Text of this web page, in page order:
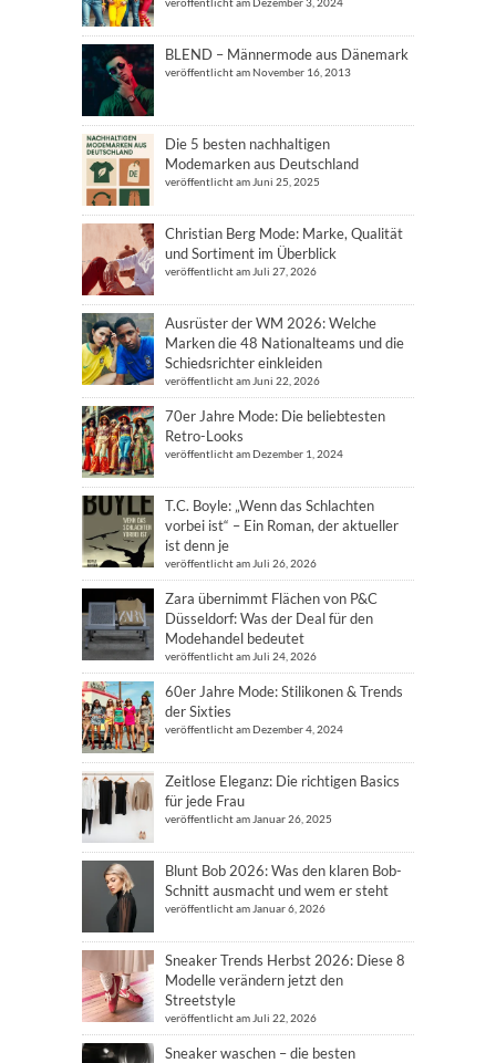
BLEND – Männermode aus Dänemark
veröffentlicht am November 16, 2013
Die 5 besten nachhaltigen
Modemarken aus Deutschland
veröffentlicht am Juni 25, 2025
Christian Berg Mode: Marke, Qualität
und Sortiment im Überblick
veröffentlicht am Juli 27, 2026
Ausrüster der WM 2026: Welche
Marken die 48 Nationalteams und die
Schiedsrichter einkleiden
veröffentlicht am Juni 22, 2026
70er Jahre Mode: Die beliebtesten
Retro-Looks
veröffentlicht am Dezember 1, 2024
T.C. Boyle: „Wenn das Schlachten
vorbei ist“ – Ein Roman, der aktueller
ist denn je
veröffentlicht am Juli 26, 2026
Zara übernimmt Flächen von P&C
Düsseldorf: Was der Deal für den
Modehandel bedeutet
veröffentlicht am Juli 24, 2026
60er Jahre Mode: Stilikonen & Trends
der Sixties
veröffentlicht am Dezember 4, 2024
Zeitlose Eleganz: Die richtigen Basics
für jede Frau
veröffentlicht am Januar 26, 2025
Blunt Bob 2026: Was den klaren Bob-
Schnitt ausmacht und wem er steht
veröffentlicht am Januar 6, 2026
Sneaker Trends Herbst 2026: Diese 8
Modelle verändern jetzt den
Streetstyle
veröffentlicht am Juli 22, 2026
Sneaker waschen – die besten